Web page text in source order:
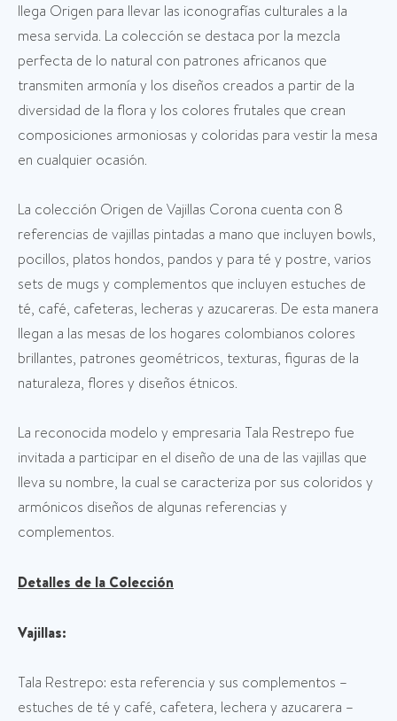
llega Origen para llevar las iconografías culturales a la
mesa servida. La colección se destaca por la mezcla
perfecta de lo natural con patrones africanos que
transmiten armonía y los diseños creados a partir de la
diversidad de la flora y los colores frutales que crean
composiciones armoniosas y coloridas para vestir la mesa
en cualquier ocasión.
La colección Origen de Vajillas Corona cuenta con 8
referencias de vajillas pintadas a mano que incluyen bowls,
pocillos, platos hondos, pandos y para té y postre, varios
sets de mugs y complementos que incluyen estuches de
té, café, cafeteras, lecheras y azucareras. De esta manera
llegan a las mesas de los hogares colombianos colores
brillantes, patrones geométricos, texturas, figuras de la
naturaleza, flores y diseños étnicos.
La reconocida modelo y empresaria Tala Restrepo fue
invitada a participar en el diseño de una de las vajillas que
lleva su nombre, la cual se caracteriza por sus coloridos y
armónicos diseños de algunas referencias y
complementos.
Detalles de la Colección
Vajillas:
Tala Restrepo: esta referencia y sus complementos –
estuches de té y café, cafetera, lechera y azucarera –